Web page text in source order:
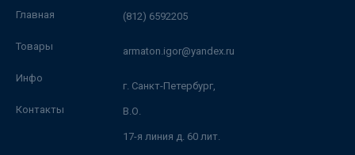
Главная
Товары
Инфо
Контакты
(812) 6592205
armaton.igor@yandex.ru
г. Санкт-Петербург,
В.О.
17-я линия д. 60 лит.